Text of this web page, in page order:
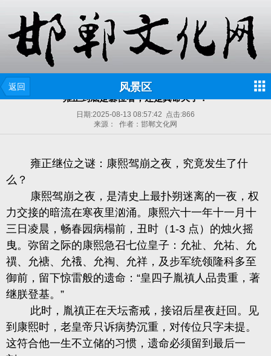
返回 风景区
雍正到底是篡位者，还是真命天子？
日期:2025-08-13 08:57:42 点击:866
来源： 作者：邯郸文化网
雍正继位之谜：康熙驾崩之夜，究竟发生了什
么？
康熙驾崩之夜，是清史上最扑朔迷离的一夜，权
力交接的暗流在寒夜里汹涌。康熙六十一年十一月十
三日凌晨，畅春园病榻前，丑时（1-3 点）的烛火摇
曳。弥留之际的康熙急召七位皇子：允祉、允祐、允
禩、允禟、允䄉、允祹、允祥，及步军统领隆科多至
御前，留下惊雷般的遗命：“皇四子胤禛人品贵重，著
继朕登基。”
此时，胤禛正在天坛斋戒，接诏后星夜赶回。见
到康熙时，老皇帝只诉病势沉重，对传位只字未提。
这符合他一生不立储的习惯，遗命必须留到最后一